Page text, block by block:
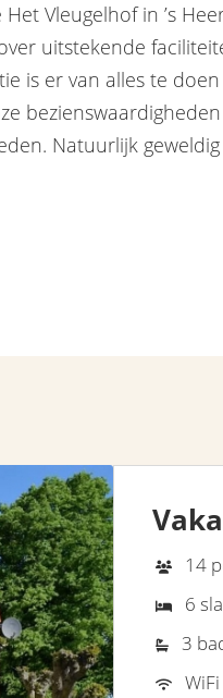
Vleugelhof in ’s
uitstekende
is er van alles te
Natuurlijk
14
6
3
WiFi